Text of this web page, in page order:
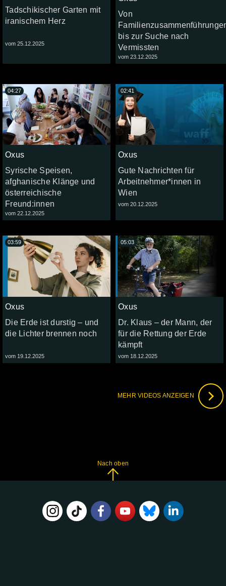
Tadschikischer Garten mit
iranischem Herz
vom 25.12.2025
Von
bis zur Suche nach
Vermissten
vom 23.12.2025
Oxus
Syrische Speisen,
afghanische Klänge und
österreichische
Freund:innen
vom 22.12.2025
04:27
Oxus
Gute Nachrichten für
Arbeitnehmer*innen in
Wien
vom 20.12.2025
02:41
Oxus
Die Erde ist durstig – und
die Lichter brennen noch
vom 19.12.2025
03:59
Oxus
Dr. Klaus – der Mann, der
für die Rettung der Erde
kämpft
vom 18.12.2025
05:03
MEHR VIDEOS ANZEIGEN
Nach oben